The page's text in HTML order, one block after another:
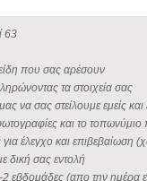
63
που σας αρέσουν
τα στοιχεία σας
σας στείλουμε εμείς και
και το τοπωνύμιο
έλεγχο και επιβεβαίωση
δική σας εντολή
εβδομάδες (απο την ημέρα